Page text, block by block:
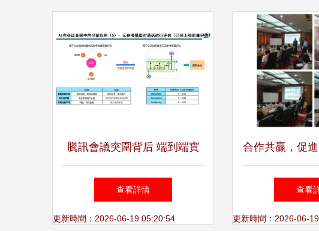
騰訊會議突圍背后 端到端實
時語音技術如何保障交流順暢
查看詳情
更新時間：2026-06-19 05:20:54
合作共贏，促
龍×豪森戰略
舉
查看
更新時間：2026-06-